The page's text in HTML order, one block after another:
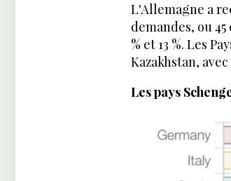
L'Allemagne a
demandes, ou
% et 13 %. Les
Kazakhstan,
Les pays